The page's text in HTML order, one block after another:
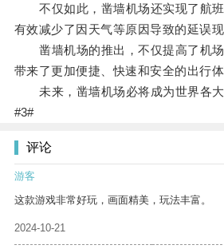
不仅如此，凿墙机场还实现了航班
有效减少了因天气等原因导致的延误现
凿墙机场的推出，不仅提高了机场
带来了更加便捷、快速和安全的出行体
未来，凿墙机场必将成为世界各大
#3#
评论
游客
这款游戏非常好玩，画面精美，玩法丰富。
2024-10-21